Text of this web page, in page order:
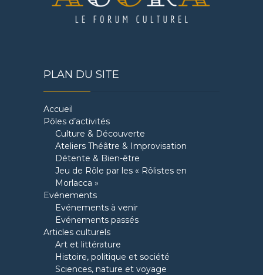
PLAN DU SITE
Accueil
Pôles d’activités
Culture & Découverte
Ateliers Théâtre & Improvisation
Détente & Bien-être
Jeu de Rôle par les « Rôlistes en
Morlacca »
Evénements
Evénements à venir
Evénements passés
Articles culturels
Art et littérature
Histoire, politique et société
Sciences, nature et voyage